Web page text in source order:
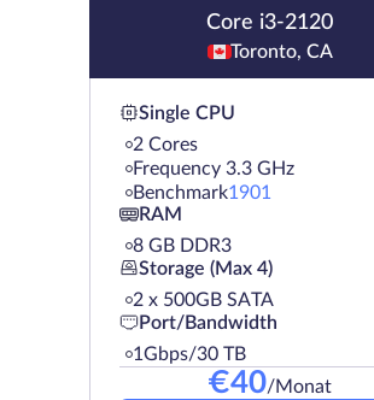
Core i3-2120
Toronto, CA
Single CPU
2 Cores
Frequency 3.3 GHz
Benchmark1901
RAM
8 GB DDR3
Storage (Max 4)
2 х 500GB SATA
Port/Bandwidth
1Gbps/30 TB
€40/Monat